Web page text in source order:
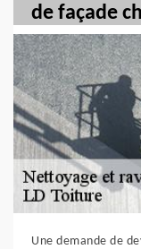
de façade
Une demande de